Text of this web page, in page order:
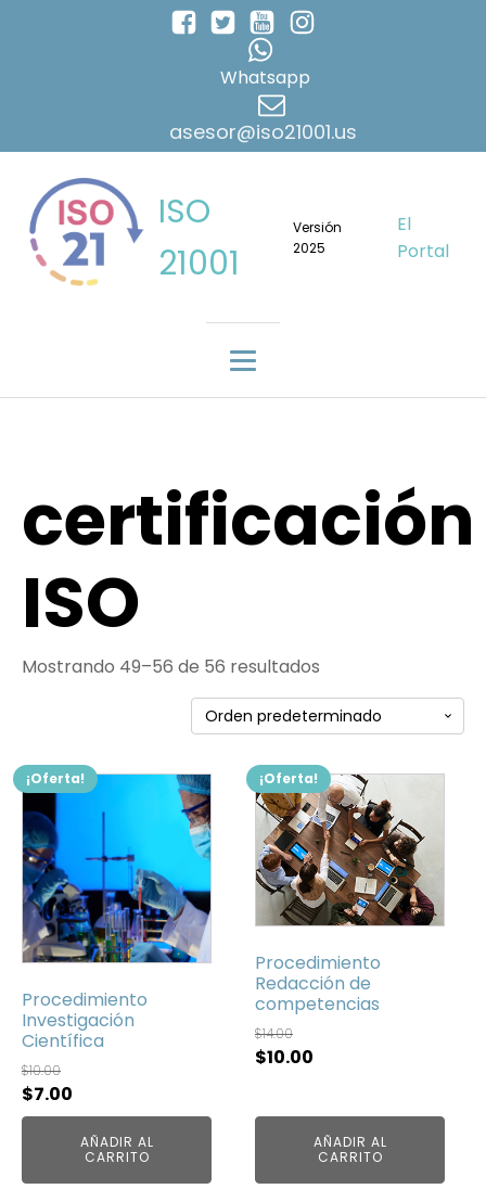
Whatsapp
asesor@iso21001.us
ISO
21001
Versión
2025
El
Portal
certificación
ISO
Mostrando 49–56 de 56 resultados
¡Oferta!
Procedimiento
Investigación
Científica
$10.00
El
precio
original
era:
$7.00
precio
actual
AÑADIR AL
CARRITO
¡Oferta!
Procedimiento
Redacción de
competencias
$14.00
El
original
$10.00
actual
es:
$10.00.
AÑADIR AL
CARRITO